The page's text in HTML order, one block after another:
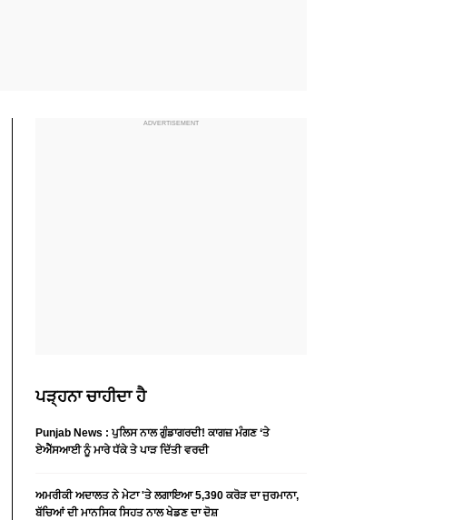
ਪੜ੍ਹਨਾ ਚਾਹੀਦਾ ਹੈ
Punjab News : ਪੁਲਿਸ ਨਾਲ ਗੁੰਡਾਗਰਦੀ! ਕਾਗਜ਼ ਮੰਗਣ ‘ਤੇ
ਏਐੱਸਆਈ ਨੂੰ ਮਾਰੇ ਧੱਕੇ ਤੇ ਪਾੜ ਦਿੱਤੀ ਵਰਦੀ
ਅਮਰੀਕੀ ਅਦਾਲਤ ਨੇ ਮੇਟਾ 'ਤੇ ਲਗਾਇਆ 5,390 ਕਰੋੜ ਦਾ ਜੁਰਮਾਨਾ,
ਬੱਚਿਆਂ ਦੀ ਮਾਨਸਿਕ ਸਿਹਤ ਨਾਲ ਖੇਡਣ ਦਾ ਦੋਸ਼